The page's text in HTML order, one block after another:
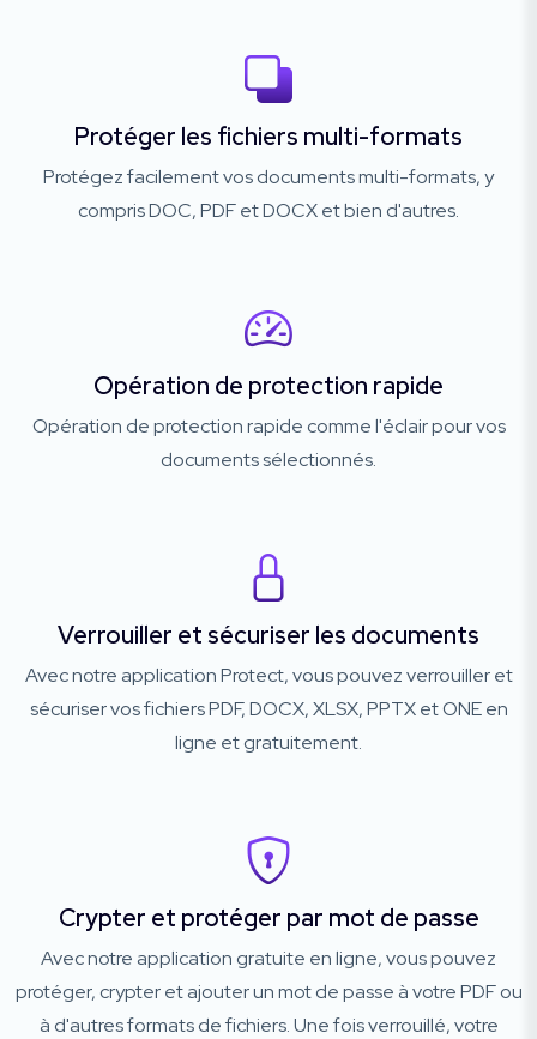
Protéger les fichiers multi-formats
Protégez facilement vos documents multi-formats, y
compris DOC, PDF et DOCX et bien d'autres.
Opération de protection rapide
Opération de protection rapide comme l'éclair pour vos
documents sélectionnés.
Verrouiller et sécuriser les documents
Avec notre application Protect, vous pouvez verrouiller et
sécuriser vos fichiers PDF, DOCX, XLSX, PPTX et ONE en
ligne et gratuitement.
Crypter et protéger par mot de passe
Avec notre application gratuite en ligne, vous pouvez
protéger, crypter et ajouter un mot de passe à votre PDF ou
à d'autres formats de fichiers. Une fois verrouillé, votre